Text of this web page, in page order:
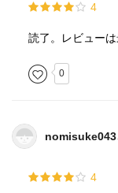
瑞乃は、今後の
なることを恐れ
安部氏を乗っ取
た。血筋の良い
と。瑞乃の孫で
代の藤原清衡)の
丸が党首になれ
4
読了。レビューは
0
nomisuke043
4